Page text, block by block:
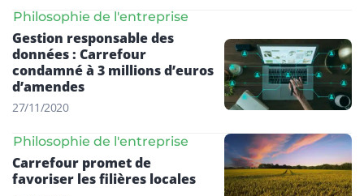
Philosophie de l'entreprise
Gestion responsable des
données : Carrefour
condamné à 3 millions d’euros
d’amendes
27/11/2020
Philosophie de l'entreprise
Carrefour promet de
favoriser les filières locales